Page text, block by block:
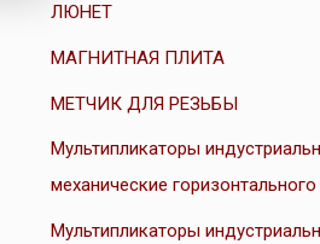
ЛЮНЕТ
МАГНИТНАЯ ПЛИТА
МЕТЧИК ДЛЯ РЕЗЬБЫ
Мультипликаторы
механические горизонтального
Мультипликаторы